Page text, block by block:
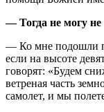
— Тогда не могу
— Ко мне подошли
если на высоте
говорят: «Будем
ветреная часть
самолет, и мы